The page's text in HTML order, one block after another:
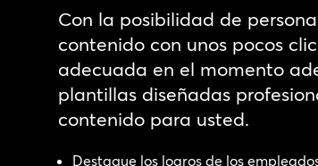
Con la posibilidad de
contenido con unos pocos
adecuada en el momento
plantillas diseñadas
contenido para usted.
Destaque los logros de los